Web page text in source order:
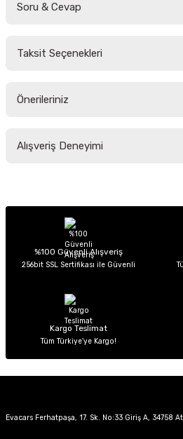
Soru & Cevap
Taksit Seçenekleri
Önerileriniz
yetersiz gördüğünüz noktaları öneri
Ürün açıklamasında eksik bilgiler
Ürün bilgilerinde hatalar bulunuyor.
Ürün fiyatı diğer sitelerden daha pahalı.
Alışveriş Deneyimi
Sitemize ilk yorumu
%100 Güvenli Alışveriş
256bit SSL Sertifikası ile Güvenli
Kargo Teslimat
Tüm Türkiye’ye Kargo!
Evacars Ferhatpaşa, 17. Sk. No:33 Giriş A, 34758